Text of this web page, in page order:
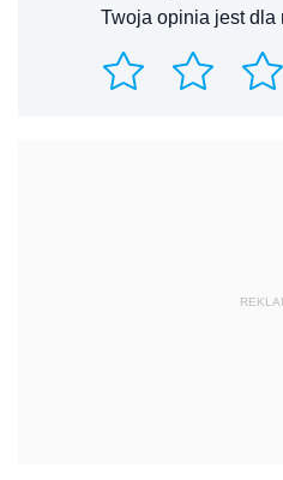
Twoja opinia jest dla